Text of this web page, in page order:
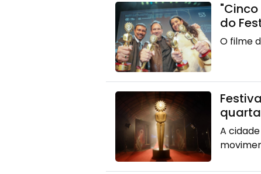
do
O filme
A